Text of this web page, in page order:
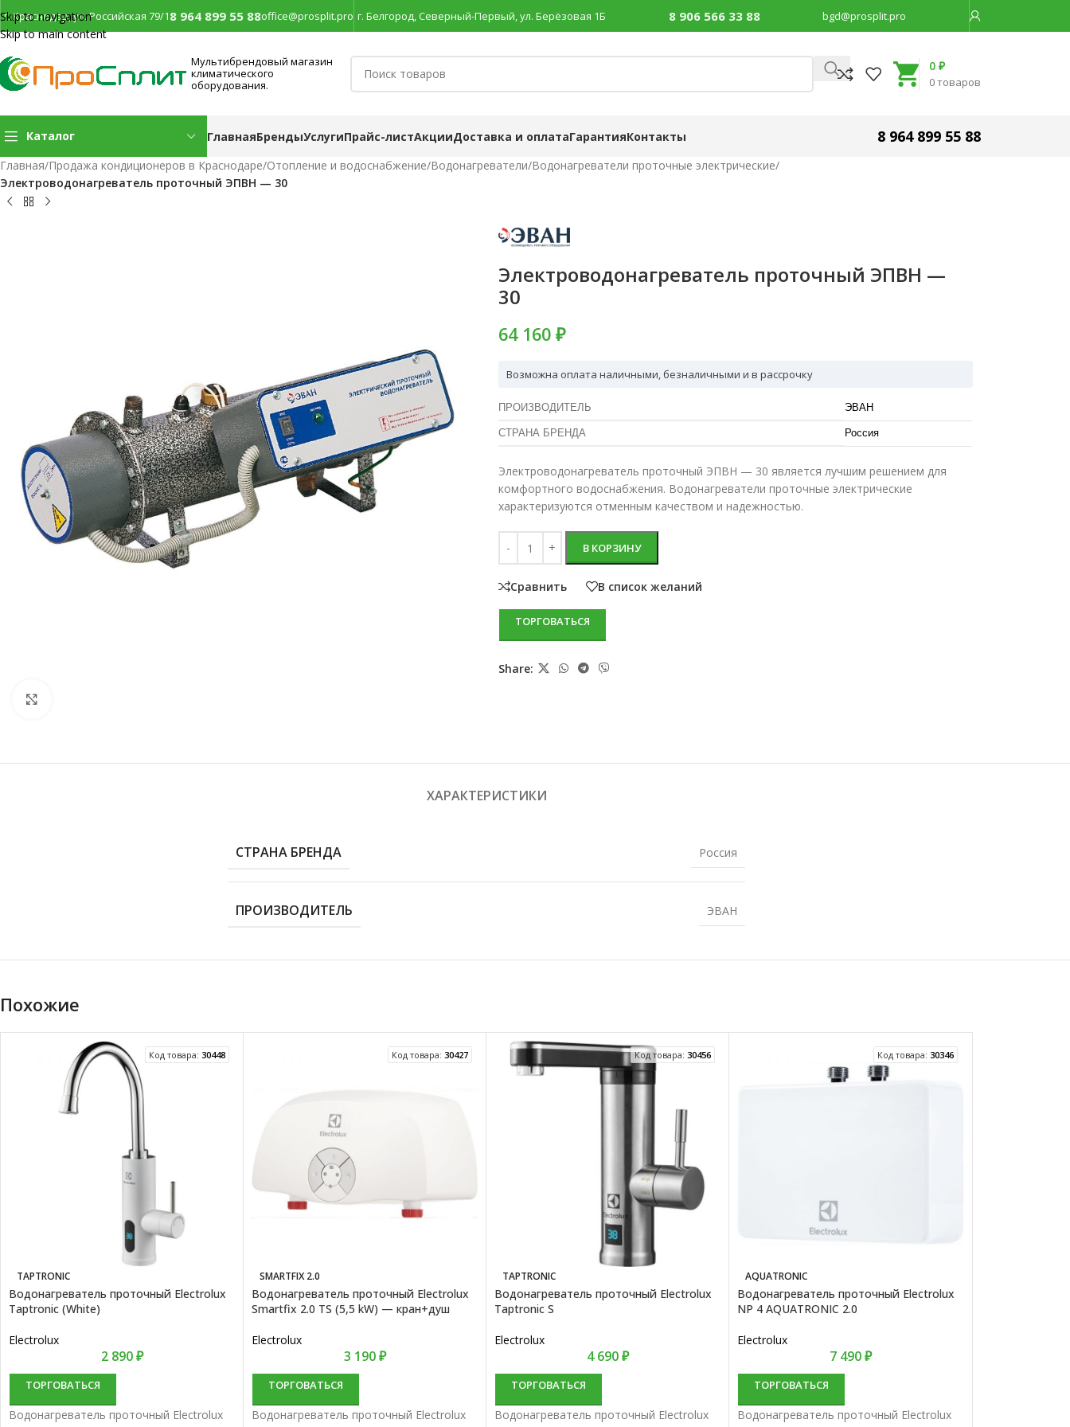
Skip to navigation
Skip to main content
г. Краснодар, ул. Российская 79/18 964 899 55 88office@prosplit.pro г. Белгород, Северный-Первый, ул. Берёзовая 1Б 8 906 566 33 88 bgd@prosplit.pro
Мультибрендовый магазин
климатического
оборудования.
0товаров
0 ₽
Каталог ГлавнаяБрендыУслугиПрайс-листАкцииДоставка и оплатаГарантияКонтакты 8 964 899 55 88
Главная/Продажа кондиционеров в Краснодаре/Отопление и водоснабжение/Водонагреватели/Водонагреватели проточные электрические/
Электроводонагреватель проточный ЭПВН — 30
Электроводонагреватель проточный ЭПВН —
30
64 160 ₽
Возможна оплата наличными, безналичными и в рассрочку
ПРОИЗВОДИТЕЛЬ ЭВАН
СТРАНА БРЕНДА Россия
Электроводонагреватель проточный ЭПВН — 30 является лучшим решением для
комфортного водоснабжения. Водонагреватели проточные электрические
характеризуются отменным качеством и надежностью.
В КОРЗИНУ
Сравнить В список желаний
ТОРГОВАТЬСЯ
Share:
ХАРАКТЕРИСТИКИ
СТРАНА БРЕНДА Россия
ПРОИЗВОДИТЕЛЬ ЭВАН
Похожие
Код товара: 30448
TAPTRONIC
Водонагреватель проточный Electrolux
Taptronic (White)
Electrolux
2 890₽
ТОРГОВАТЬСЯ
Водонагреватель проточный Electrolux
Код товара: 30427
SMARTFIX 2.0
Водонагреватель проточный Electrolux
Smartfix 2.0 TS (5,5 kW) — кран+душ
Electrolux
3 190₽
ТОРГОВАТЬСЯ
Водонагреватель проточный Electrolux
Код товара: 30456
TAPTRONIC
Водонагреватель проточный Electrolux
Taptronic S
Electrolux
4 690₽
ТОРГОВАТЬСЯ
Водонагреватель проточный Electrolux
Код товара: 30346
AQUATRONIC
Водонагреватель проточный Electrolux
NP 4 AQUATRONIC 2.0
Electrolux
7 490₽
ТОРГОВАТЬСЯ
Водонагреватель проточный Electrolux